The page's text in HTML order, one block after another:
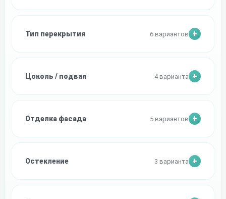
Тип перекрытия 6 вариантов
Цоколь / подвал 4 варианта
Отделка фасада 5 вариантов
Остекление 3 варианта